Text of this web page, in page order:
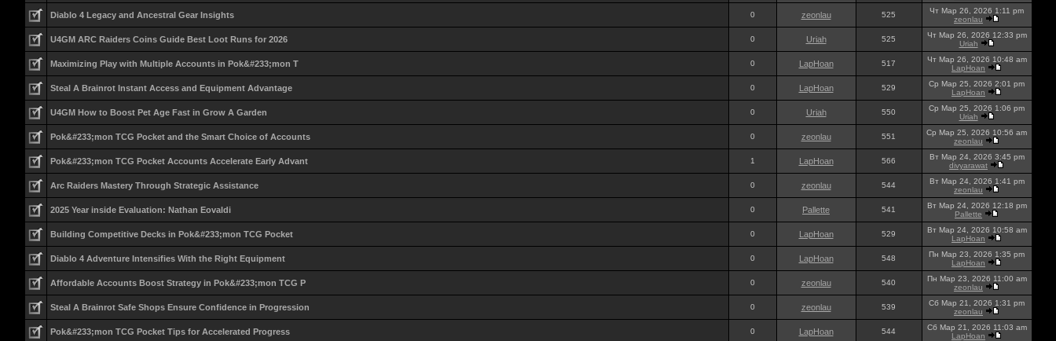
Diablo 4 Legacy and Ancestral Gear Insights 0 zeonlau 525
Чт Мар 26, 2026 1:11 pm
zeonlau
U4GM ARC Raiders Coins Guide Best Loot Runs for 2026 0 Uriah 525
Чт Мар 26, 2026 12:33 pm
Uriah
Maximizing Play with Multiple Accounts in Pok&#233;mon T 0 LapHoan 517
Чт Мар 26, 2026 10:48 am
LapHoan
Steal A Brainrot Instant Access and Equipment Advantage 0 LapHoan 529
Ср Мар 25, 2026 2:01 pm
LapHoan
U4GM How to Boost Pet Age Fast in Grow A Garden 0 Uriah 550
Ср Мар 25, 2026 1:06 pm
Uriah
Pok&#233;mon TCG Pocket and the Smart Choice of Accounts 0 zeonlau 551
Ср Мар 25, 2026 10:56 am
zeonlau
Pok&#233;mon TCG Pocket Accounts Accelerate Early Advant 1 LapHoan 566
Вт Мар 24, 2026 3:45 pm
divyarawat
Arc Raiders Mastery Through Strategic Assistance 0 zeonlau 544
Вт Мар 24, 2026 1:41 pm
zeonlau
2025 Year inside Evaluation: Nathan Eovaldi 0 Pallette 541
Вт Мар 24, 2026 12:18 pm
Pallette
Building Competitive Decks in Pok&#233;mon TCG Pocket 0 LapHoan 529
Вт Мар 24, 2026 10:58 am
LapHoan
Diablo 4 Adventure Intensifies With the Right Equipment 0 LapHoan 548
Пн Мар 23, 2026 1:35 pm
LapHoan
Affordable Accounts Boost Strategy in Pok&#233;mon TCG P 0 zeonlau 540
Пн Мар 23, 2026 11:00 am
zeonlau
Steal A Brainrot Safe Shops Ensure Confidence in Progression 0 zeonlau 539
Сб Мар 21, 2026 1:31 pm
zeonlau
Pok&#233;mon TCG Pocket Tips for Accelerated Progress 0 LapHoan 544
Сб Мар 21, 2026 11:03 am
LapHoan